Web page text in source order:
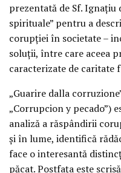
prezentată de Sf. Ignaţiu
spirituale” pentru a
corupţiei în societate –
soluţii, între care aceea
caracterizate de caritate
„Guarire dalla
„Corrupcion y pecado”)
analiză a răspândirii
şi în lume, identifică
face o interesantă
păcat. Postfaţa este